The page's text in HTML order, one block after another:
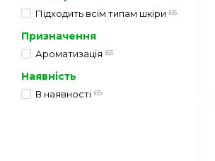
Підходить всім типам шкіри 65
Призначення
Ароматизація 65
Наявність
В наявності 65